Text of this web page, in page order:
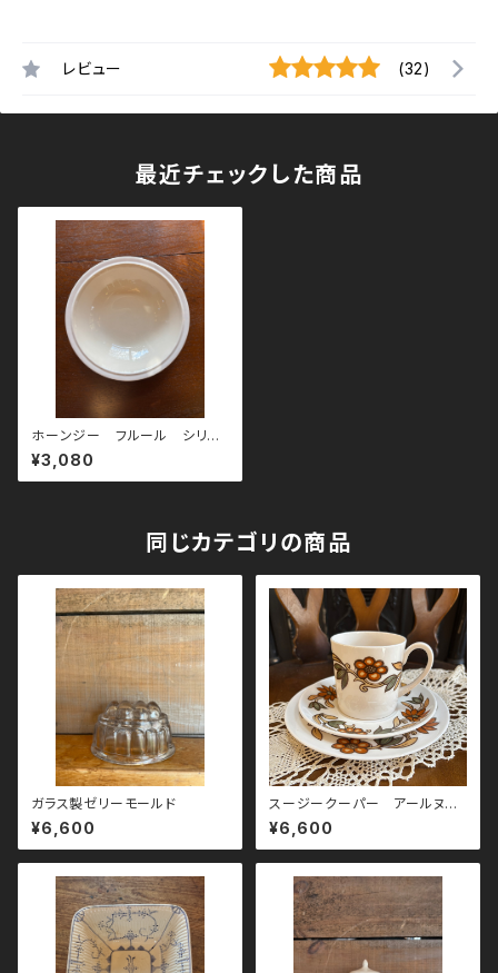
レビュー (32)
最近チェックした商品
ホーンジー フルール シリア
ルボウル
¥3,080
同じカテゴリの商品
ガラス製ゼリーモールド
¥6,600
スージークーパー アールヌー
ボー トリオ
¥6,600